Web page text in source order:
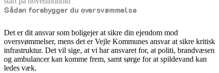
Sådan forebygger du oversvømmelse
senest opdateret 16. februar 2026
Det er dit ansvar som boligejer at sikre din ejendom mod
oversvømmelser, mens det er Vejle Kommunes ansvar at sikre kritisk
infrastruktur. Det vil sige, at vi har ansvaret for, at politi, brandvæsen
og ambulancer kan komme frem, samt sørge for at spildevand kan
ledes væk.